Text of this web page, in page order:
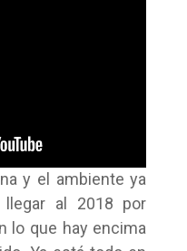
y el ambiente ya
llegar al 2018 por
lo que hay encima